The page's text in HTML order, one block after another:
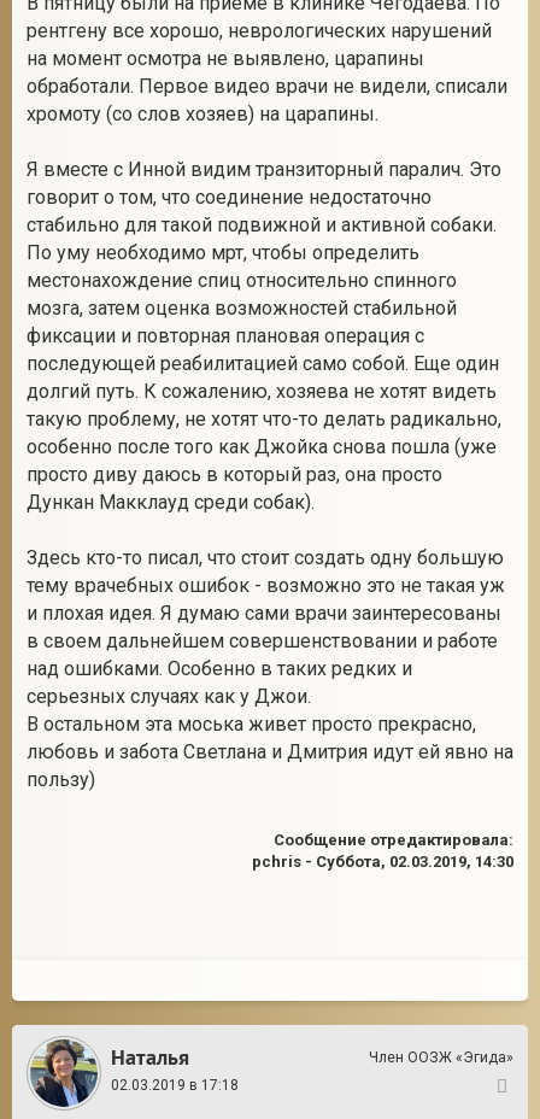
рентгену все хорошо, неврологических нарушений
на момент осмотра не выявлено, царапины
обработали. Первое видео врачи не видели, списали
хромоту (со слов хозяев) на царапины.
Я вместе с Инной видим транзиторный паралич. Это
говорит о том, что соединение недостаточно
стабильно для такой подвижной и активной собаки.
По уму необходимо мрт, чтобы определить
местонахождение спиц относительно спинного
мозга, затем оценка возможностей стабильной
фиксации и повторная плановая операция с
последующей реабилитацией само собой. Еще один
долгий путь. К сожалению, хозяева не хотят видеть
такую проблему, не хотят что-то делать радикально,
особенно после того как Джойка снова пошла (уже
просто диву даюсь в который раз, она просто
Дункан Макклауд среди собак).
Здесь кто-то писал, что стоит создать одну большую
тему врачебных ошибок - возможно это не такая уж
и плохая идея. Я думаю сами врачи заинтересованы
в своем дальнейшем совершенствовании и работе
над ошибками. Особенно в таких редких и
серьезных случаях как у Джои.
В остальном эта моська живет просто прекрасно,
любовь и забота Светлана и Дмитрия идут ей явно на
пользу)
Сообщение отредактировала:
pchris - Суббота, 02.03.2019, 14:30
Наталья
Член ООЗЖ «Эгида»
02.03.2019 в 17:18